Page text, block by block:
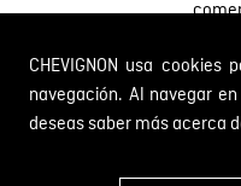
CHEVIGNON usa
navegación. Al navegar
deseas saber más acerca
Línea nacional: 01
Comodin S.A.S.
© 2024 Chevignon,